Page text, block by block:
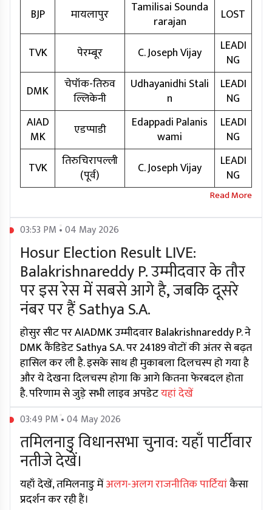
BJP मायलापुर
Tamilisai Sounda
rarajan
LOST
TVK पेरम्बूर C. Joseph Vijay
LEADI
NG
DMK
चेपॉक-तिरुव
ल्लिकेनी
Udhayanidhi Stali
n
LEADI
NG
AIAD
MK
एडप्पाडी
Edappadi Palanis
wami
LEADI
NG
TVK
तिरुचिरापल्ली
(पूर्व)
C. Joseph Vijay
LEADI
NG
03:53 PM • 04 May 2026
Hosur Election Result LIVE:
Balakrishnareddy P. उम्मीदवार के तौर
पर इस रेस में सबसे आगे है, जबकि दूसरे
नंबर पर हैं Sathya S.A.
होसुर सीट पर AIADMK उम्मीदवार Balakrishnareddy P. ने
DMK कैंडिडेट Sathya S.A. पर 24189 वोटों की अंतर से बढ़त
हासिल कर ली है. इसके साथ ही मुकाबला दिलचस्प हो गया है
और ये देखना दिलचस्प होगा कि आगे कितना फेरबदल होता
है. परिणाम से जुड़े सभी लाइव अपडेटयहां देखें
03:49 PM • 04 May 2026
तमिलनाडु विधानसभा चुनाव: यहाँ पार्टीवार
नतीजे देखें।
यहाँ देखें, तमिलनाडु मेंअलग-अलग राजनीतिक पार्टियांकैसा
प्रदर्शन कर रही हैं।